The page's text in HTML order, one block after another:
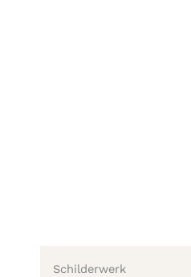
Schilderwerk